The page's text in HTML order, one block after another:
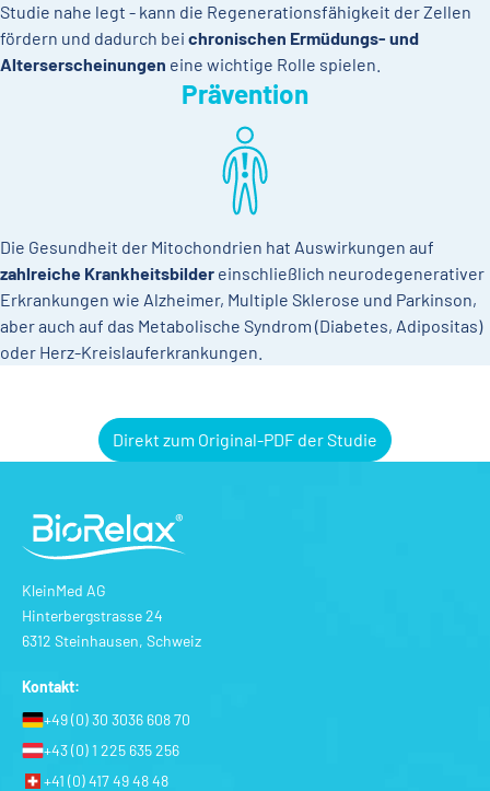
Studie nahe legt - kann die Regenerationsfähigkeit der Zellen
fördern und dadurch bei chronischen Ermüdungs- und
Alterserscheinungen eine wichtige Rolle spielen.
Prävention
Die Gesundheit der Mitochondrien hat Auswirkungen auf
zahlreiche Krankheitsbilder einschließlich neurodegenerativer
Erkrankungen wie Alzheimer, Multiple Sklerose und Parkinson,
aber auch auf das Metabolische Syndrom (Diabetes, Adipositas)
oder Herz-Kreislauferkrankungen.
Direkt zum Original-PDF der Studie
KleinMed AG
Hinterbergstrasse 24
6312 Steinhausen, Schweiz
Kontakt:
+49 (0) 30 3036 608 70
+43 (0) 1 225 635 256
+41 (0) 417 49 48 48